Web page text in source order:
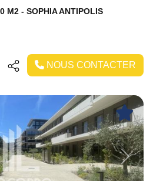
M2 - SOPHIA ANTIPOLIS
NOUS CONTACTER
Next